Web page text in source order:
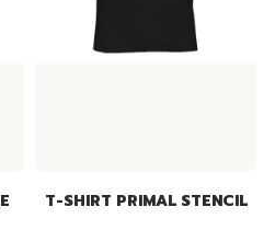
T-SHIRT PRIMAL STENCIL